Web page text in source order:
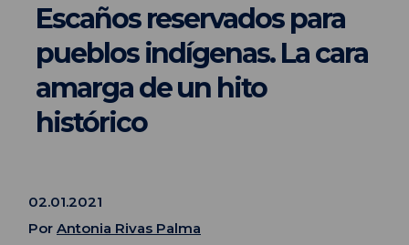
Escaños reservados para
pueblos indígenas. La cara
amarga de un hito
histórico
02.01.2021
Por Antonia Rivas Palma